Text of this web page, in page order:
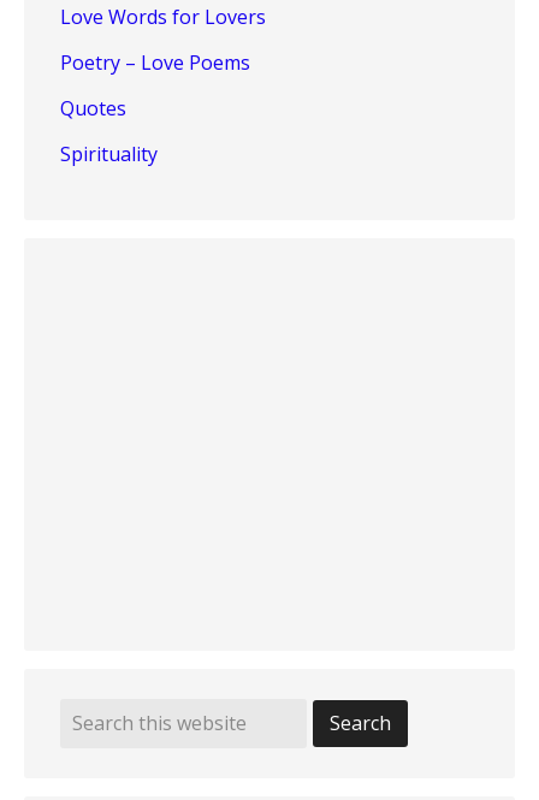
Love Words for Lovers
Poetry – Love Poems
Quotes
Spirituality